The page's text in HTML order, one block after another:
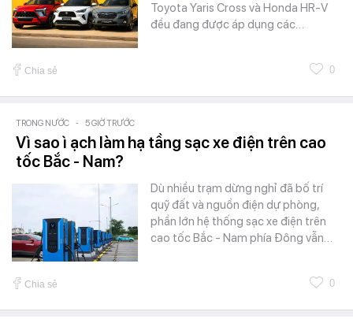
Toyota Yaris Cross và Honda HR-V
đều đang được áp dụng các…
Chia sẻ 0
TRONG NƯỚC - 5 GIỜ TRƯỚC
Vì sao ì ạch làm hạ tầng sạc xe điện trên cao
tốc Bắc - Nam?
Dù nhiều trạm dừng nghỉ đã bố trí
quỹ đất và nguồn điện dự phòng,
phần lớn hệ thống sạc xe điện trên
cao tốc Bắc - Nam phía Đông vẫn…
Chia sẻ 0